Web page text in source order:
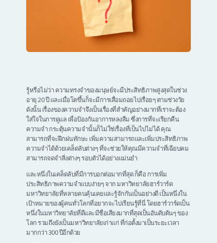
รู้หรือไม่ว่า ความทรงจำของมนุษย์จะมีประสิทธิภาพสูงสุดในช่วง
อายุ 20 ปี และเมื่อโตขึ้นก็จะมีการเสื่อมถอยไปเรื่อยๆ ตามช่วงวัย
ดังนั้น เรื่องของความจำจึงเป็นเรื่องที่สำคัญอย่างมากที่เราจะต้อง
ใส่ใจในการดูแล เพื่อป้องกันอาการหลงลืม ซึ่งการที่จะเรียกคืน
ความจำ กระตุ้นความจำนั้นก็ไม่ใช่เรื่องที่เป็นไปไม่ได้ คุณ
สามารถที่จะฝึกฝนทักษะ เพิ่มความสามารถและเพิ่มประสิทธิภาพ
ความจำได้ด้วยเคล็ดลับต่างๆ ที่จะช่วยให้คุณมีความจำที่เฉียบคม
สามารถจดจำสิ่งต่างๆ รอบตัวได้อย่างแม่นยำ
และหนึ่งในเคล็ดลับที่มีการบอกต่อมากที่สุด ก็คือ การเพิ่ม
ประสิทธิภาพความจำแบบง่ายๆ จาก มหาวิทยาลัยฮาร์วาร์ด
มหาวิทยาลัยที่หลายคนคุ้นเคยและรู้จักกันเป็นอย่างดี เป็นหนึ่งใน
เป้าหมายของผู้คนทั่วโลกที่อยากจะไปเรียนรู้ที่นี่ โดยฮาร์วาร์ดเป็น
หนึ่งในมหาวิทยาลัยที่ดีและมีชื่อเสียงมากที่สุดเป็นอันดับต้นๆ ของ
โลก รวมถึงยังเป็นมหาวิทยาลัยเก่าแก่ ที่ก่อตั้งมาเป็นระยะเวลา
มากกว่า 300 ปีอีกด้วย